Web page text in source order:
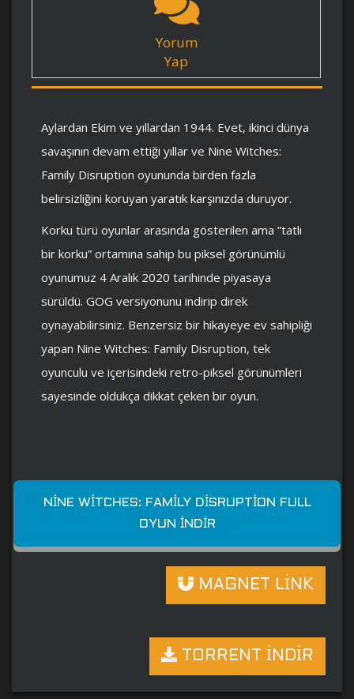
Yorum
Yap
Aylardan Ekim ve yıllardan 1944. Evet, ikinci dünya
savaşının devam ettiği yıllar ve Nine Witches:
Family Disruption oyununda birden fazla
belirsizliğini koruyan yaratık karşınızda duruyor.
Korku türü oyunlar arasında gösterilen ama “tatlı
bir korku” ortamına sahip bu piksel görünümlü
oyunumuz 4 Aralık 2020 tarihinde piyasaya
sürüldü. GOG versiyonunu indirip direk
oynayabilirsiniz. Benzersiz bir hikayeye ev sahipliği
yapan Nine Witches: Family Disruption, tek
oyunculu ve içerisindeki retro-piksel görünümleri
sayesinde oldukça dikkat çeken bir oyun.
NINE WITCHES: FAMILY DISRUPTION FULL
OYUN İNDIR
MAGNET LİNK
TORRENT İNDİR